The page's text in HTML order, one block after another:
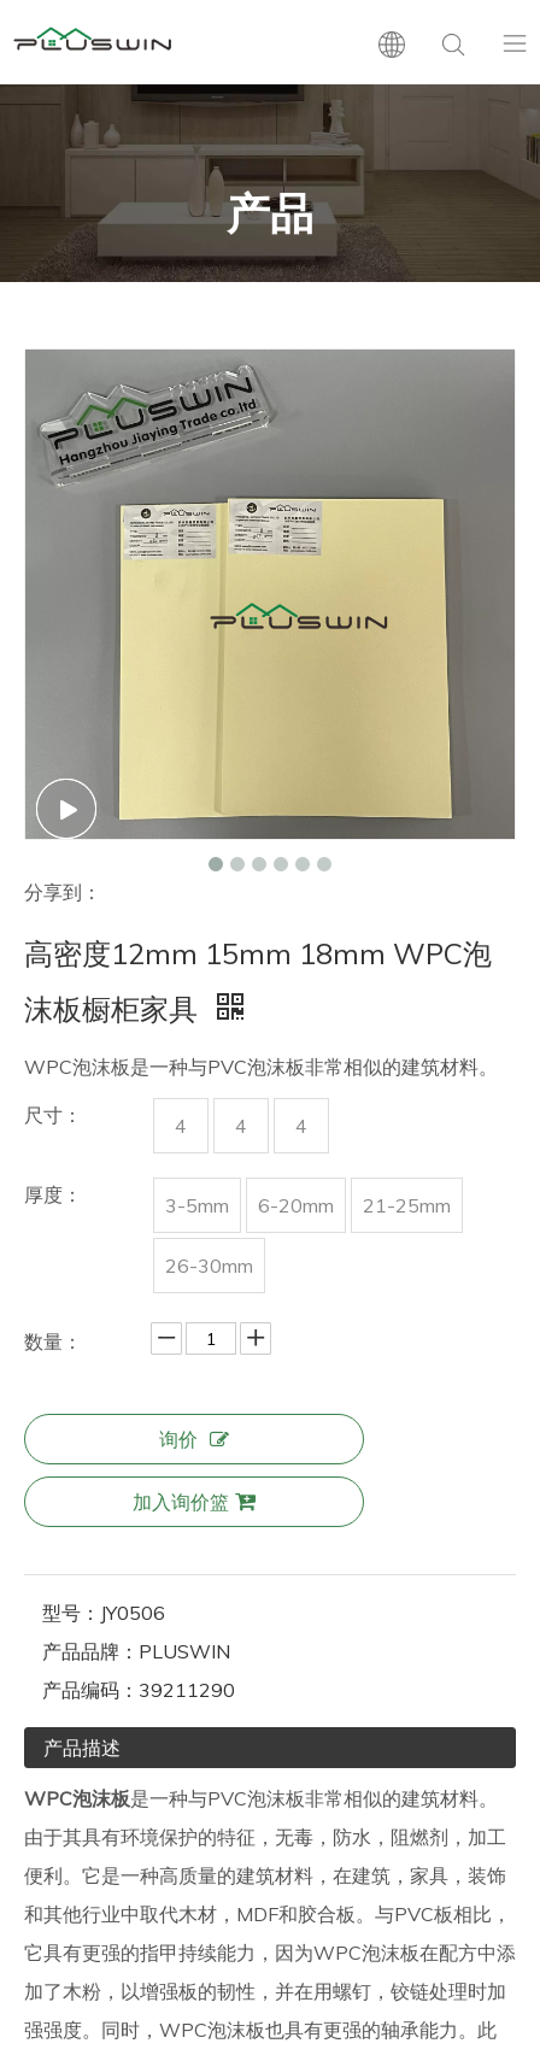
联系我们
产品
分享到：
高密度12mm 15mm 18mm WPC泡
沫板橱柜家具
WPC泡沫板是一种与PVC泡沫板非常相似的建筑材料。
尺寸：
4 4 4
厚度： 3-5mm 6-20mm 21-25mm
26-30mm
数量：
询价
加入询价篮
型号： JY0506
产品品牌： PLUSWIN
产品编码： 39211290
产品描述
WPC泡沫板是一种与PVC泡沫板非常相似的建筑材料。
由于其具有环境保护的特征，无毒，防水，阻燃剂，加工
便利。它是一种高质量的建筑材料，在建筑，家具，装饰
和其他行业中取代木材，MDF和胶合板。与PVC板相比，
它具有更强的指甲持续能力，因为WPC泡沫板在配方中添
加了木粉，以增强板的韧性，并在用螺钉，铰链处理时加
强强度。同时，WPC泡沫板也具有更强的轴承能力。此